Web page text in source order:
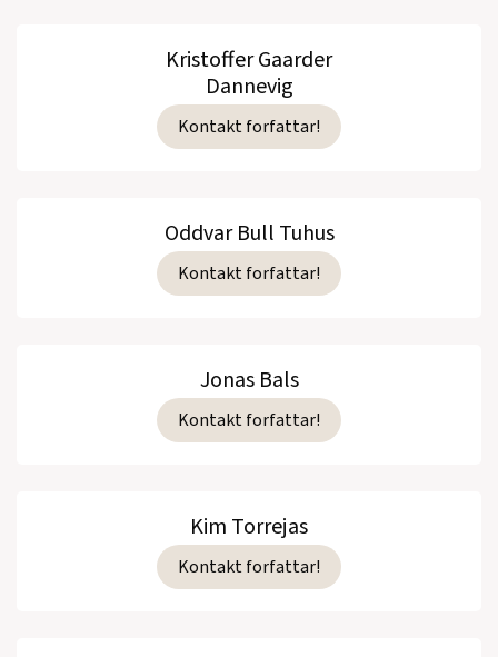
Kristoffer Gaarder
Dannevig
Kontakt forfattar!
Oddvar Bull Tuhus
Kontakt forfattar!
Jonas Bals
Kontakt forfattar!
Kim Torrejas
Kontakt forfattar!